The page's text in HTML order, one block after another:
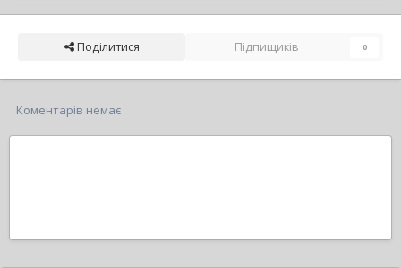
Поділитися Підпищиків 0
Коментарів немає